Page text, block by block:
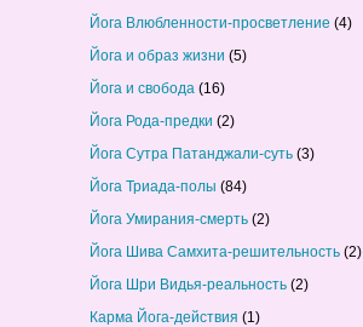
Йога Влюбленности-просветление (4)
Йога и образ жизни (5)
Йога и свобода (16)
Йога Рода-предки (2)
Йога Сутра Патанджали-суть (3)
Йога Триада-полы (84)
Йога Умирания-смерть (2)
Йога Шива Самхита-решительность (2)
Йога Шри Видья-реальность (2)
Карма Йога-действия (1)